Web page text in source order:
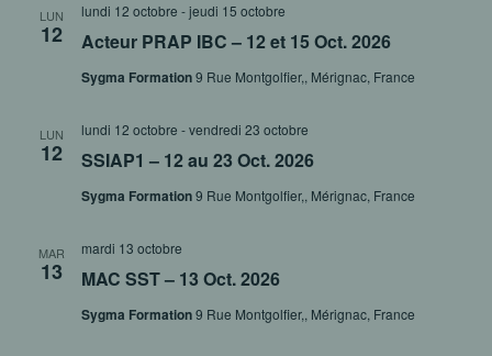
LUN
12 Acteur PRAP IBC – 12 et 15 Oct. 2026
lundi 12 octobre -jeudi 15 octobre
Sygma Formation9 Rue Montgolfier,, Mérignac, France
LUN
12 SSIAP1 – 12 au 23 Oct. 2026
lundi 12 octobre -vendredi 23 octobre
Sygma Formation9 Rue Montgolfier,, Mérignac, France
MAR
13 MAC SST – 13 Oct. 2026
mardi 13 octobre
Sygma Formation9 Rue Montgolfier,, Mérignac, France